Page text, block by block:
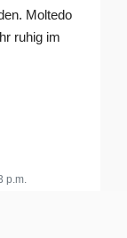
Moltedo
ruhig im
p.m.